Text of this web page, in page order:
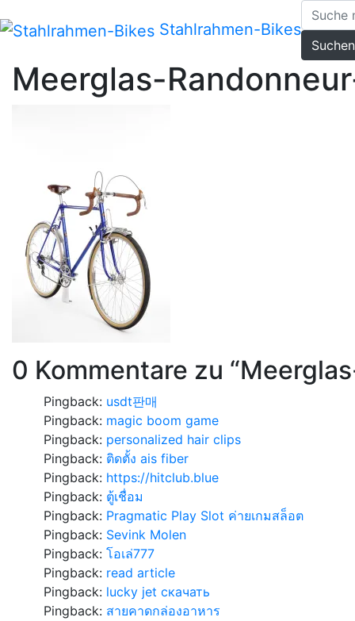
Inhalt
Stahlrahmen-Bikes
Suchen
Meerglas-
0 Kommentare zu “
Pingback: usdt판매
Pingback: magic boom game
Pingback: personalized hair clips
Pingback: ติดตั้ง ais fiber
Pingback: https://hitclub.blue
Pingback: ตู้เชื่อม
Pingback: Pragmatic Play Slot ค่ายเกมสล็อต
Pingback: Sevink Molen
Pingback: โอเล่777
Pingback: read article
Pingback: lucky jet скачать
Pingback: สายคาดกล่องอาหาร